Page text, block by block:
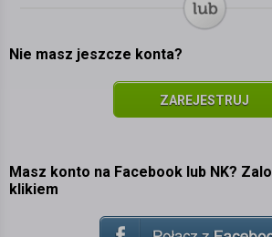
Nie masz jeszcze konta?
ZAREJESTRUJ
Masz konto na Facebook lub NK?
klikiem